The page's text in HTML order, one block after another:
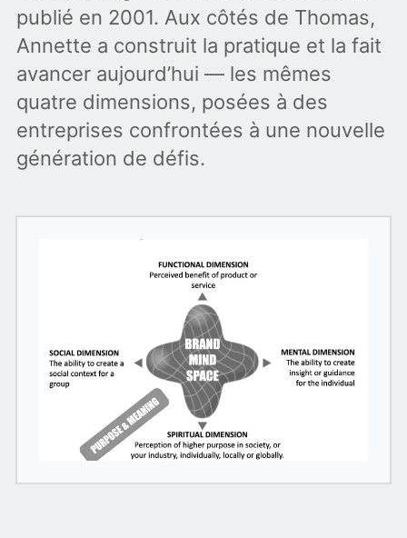
publié en 2001. Aux côtés de Thomas,
Annette a construit la pratique et la fait
avancer aujourd’hui — les mêmes
quatre dimensions, posées à des
entreprises confrontées à une nouvelle
génération de défis.